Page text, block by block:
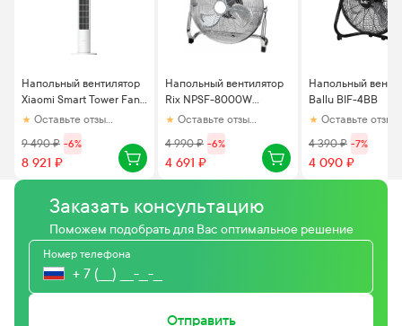
Напольный вентилятор
Xiaomi Smart Tower Fan
2 Оставьте отзыв первым
9 490₽ -6%
8 921 ₽
Напольный вентилятор
Rix NPSF-8000W
(Белый)
Оставьте отзыв первым
4 990₽ -6%
4 691 ₽
Напольный
Ballu BIF-4BB
Оставьте отзыв первым
4 390₽ -7%
4 090 ₽
Заказать консультацию
Поможем подобрать для Вас оптимальное решение
Номер телефона
Отправить